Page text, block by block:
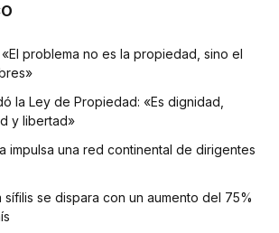
problema no es la propiedad, sino el
la Ley de Propiedad: «Es dignidad,
y libertad»
impulsa una red continental de dirigentes
sífilis se dispara con un aumento del 75%